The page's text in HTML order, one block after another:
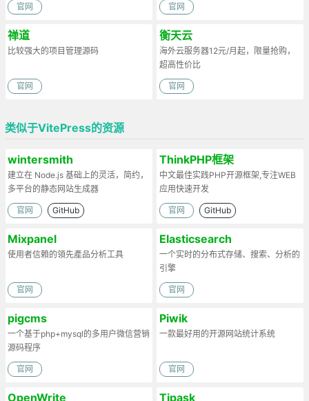
官网 官网
禅道
比较强大的项目管理源码
官网
衡天云
海外云服务器12元/月起，限量抢购，
超高性价比
官网
类似于VitePress的资源
wintersmith
建立在 Node.js 基础上的灵活，简约，
多平台的静态网站生成器
官网 GitHub
ThinkPHP框架
中文最佳实践PHP开源框架,专注WEB
应用快速开发
官网 GitHub
Mixpanel
使用者信賴的領先產品分析工具
官网
Elasticsearch
一个实时的分布式存储、搜索、分析的
引擎
官网
pigcms
一个基于php+mysql的多用户微信营销
源码程序
官网
Piwik
一款最好用的开源网站统计系统
官网
OpenWrite Tipask